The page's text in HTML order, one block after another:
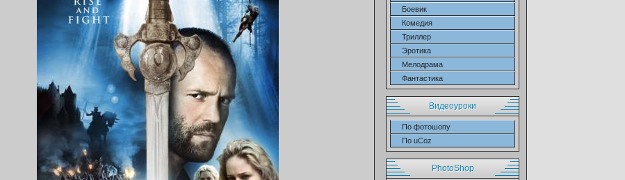
Боевик
Комедия
Триллер
Эротика
Мелодрама
Фантастика
Видеоуроки
По фотошопу
По uCoz
PhotoShop